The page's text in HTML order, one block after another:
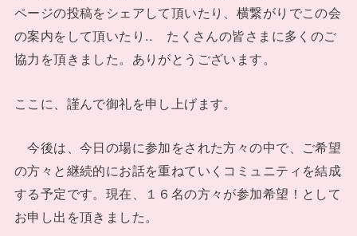
ページの投稿をシェアして頂いたり、横繋がりでこの会
の案内をして頂いたり.. たくさんの皆さまに多くのご
協力を頂きました。ありがとうございます。
ここに、謹んで御礼を申し上げます。
今後は、今日の場に参加をされた方々の中で、ご希望
の方々と継続的にお話を重ねていくコミュニティを結成
する予定です。現在、１６名の方々が参加希望！として
お申し出を頂きました。